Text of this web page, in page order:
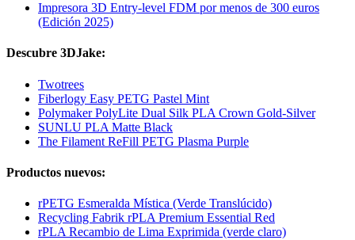
Impresora 3D Entry-level FDM por menos de 300 euros
(Edición 2025)
Descubre 3DJake:
Twotrees
Fiberlogy Easy PETG Pastel Mint
Polymaker PolyLite Dual Silk PLA Crown Gold-Silver
SUNLU PLA Matte Black
The Filament ReFill PETG Plasma Purple
Productos nuevos:
rPETG Esmeralda Mística (Verde Translúcido)
Recycling Fabrik rPLA Premium Essential Red
rPLA Recambio de Lima Exprimida (verde claro)